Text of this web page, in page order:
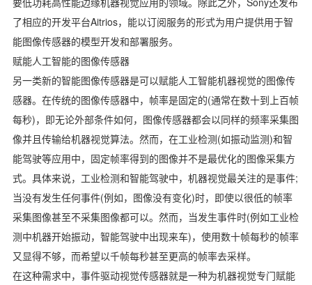
了相应的开发平台Aitrios，能以订阅服务的形式为用户提供用于智
能图像传感器的模型开发和部署服务。
赋能人工智能的图像传感器
另一类新的智能图像传感器是可以赋能人工智能机器视觉的图像传
感器。在传统的图像传感器中，帧率是固定的(通常在数十到上百帧
每秒)，即无论外部条件如何，图像传感器都会以同样的频率采集图
像并且传输给机器视觉算法。然而，在工业检测(如振动监测)和智
能驾驶等应用中，固定帧率得到的图像并不是最优化的图像采集方
式。具体来说，工业检测和智能驾驶中，机器视觉最关注的是事件;
当没有发生任何事件(例如，图像没有变化)时，即使以很低的帧率
采集图像甚至不采集图像都可以。然而，当发生事件时(例如工业检
测中机器开始振动，智能驾驶中出现来车)，使用数十帧每秒的帧率
又显得不够，而希望以千帧每秒甚至更高的帧率去采样。
在这种需求中，事件驱动视觉传感器就是一种为机器视觉专门赋能